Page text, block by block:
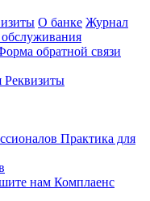
О банке Журнал
обратной связи
Реквизиты
Практика для
нам Комплаенс